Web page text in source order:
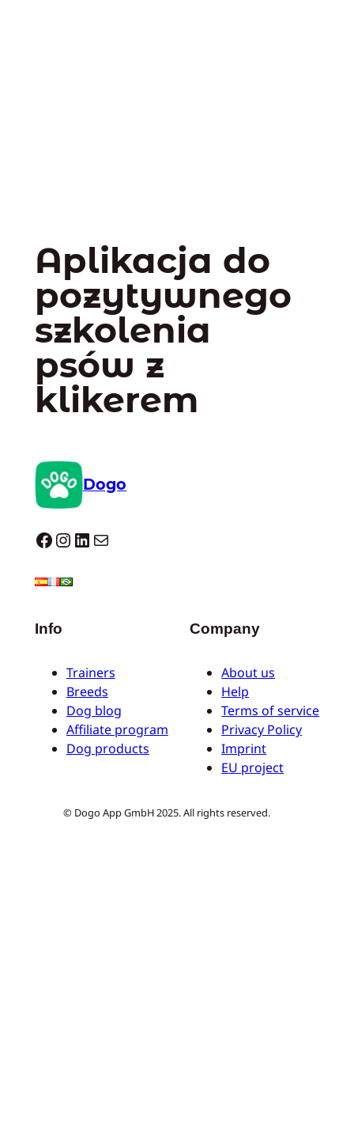
Aplikacja do
pozytywnego
szkolenia
psów z
klikerem
Dogo
Dogo facebook InstagramLinkedIn Mail
Info
Trainers
Breeds
Dog blog
Affiliate program
Dog products
Company
About us
Help
Terms of service
Privacy Policy
Imprint
EU project
© Dogo App GmbH 2025. All rights reserved.